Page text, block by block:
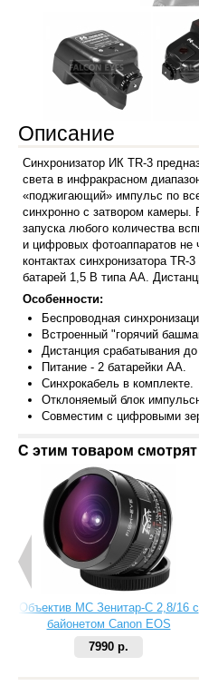
Описание
Синхронизатор ИК TR-3
света в инфракрасном
«поджигающий» импульс по
синхронно с затвором камеры.
запуска любого количества
и цифровых фотоаппаратов не
контактах синхронизатора TR-3
батарей 1,5 В типа АА.
Особенности:
Беспроводная
Встроенный "горячий
Дистанция срабатывания
Питание - 2 батарейки АА.
Синхрокабель в комплекте.
Отклоняемый блок
Совместим с цифровыми
С этим товаром смотрят
Объектив МС Зенитар-C 2,8/16 с
байонетом Canon EOS
7990 р.